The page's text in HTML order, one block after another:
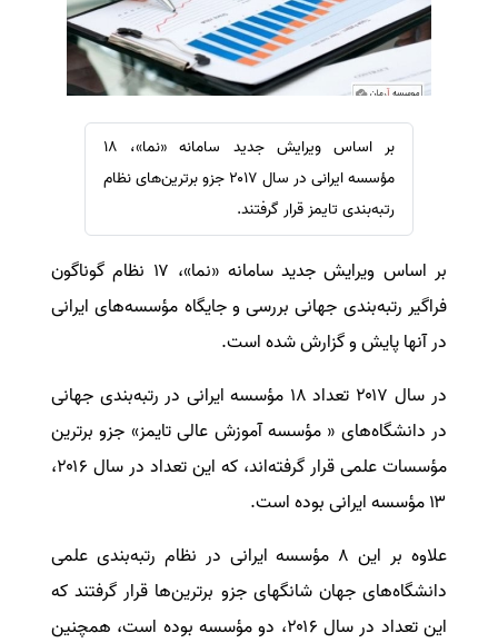
ترجمه عربی به فارسی
مشاهده همه زبان ها
سفارش ویرایش
سفارش پارافریز
سفارش فرمت‌بندی
سفارش کاهش کمیت
سفارش معرفی مجله
سفارش معرفی مقاله
سفارش معرفی کتاب
سفارش چکیده مبسوط
سفارش ترجمه مولتی‌مدیا
سفارش گویندگی
سفارش تولید محتوا
سفارش ترجمه همزمان
سفارش چکیده گرافیکی
سفارش تهیه کاورلتر
بر اساس ویرایش جدید سامانه «نما»، 18
مؤسسه ایرانی در سال ۲۰۱۷ جزو برترین‌های نظام
رتبه‌بندی تایمز قرار گرفتند.
بر اساس ویرایش جدید سامانه «نما»، ۱۷ نظام گوناگون
فراگیر رتبه‌بندی جهانی بررسی و جایگاه مؤسسه‌های ایرانی
در آنها پایش و گزارش شده است.
در سال ۲۰۱۷ تعداد ۱۸ مؤسسه ایرانی در رتبه‌بندی جهانی
در دانشگاه‌های « مؤسسه آموزش عالی تایمز» جزو برترین
مؤسسات علمی قرار گرفته‌اند،‌ که این تعداد در سال ۲۰۱۶،
۱۳ مؤسسه ایرانی بوده است.
علاوه بر این ۸ مؤسسه ایرانی در نظام رتبه‌بندی علمی
دانشگاه‌های جهان شانگهای جزو برترین‌ها قرار گرفتند که
این تعداد در سال ۲۰۱۶، دو مؤسسه بوده است، همچنین